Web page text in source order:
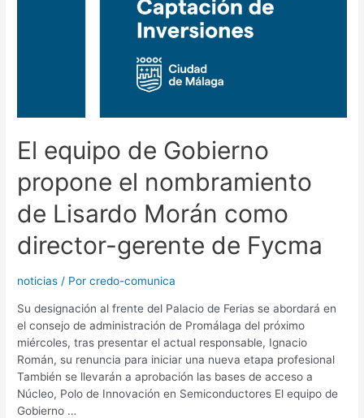
El equipo de Gobierno
propone el nombramiento
de Lisardo Morán como
director-gerente de Fycma
noticias / Porcredo-comunica
Su designación al frente del Palacio de Ferias se abordará en
el consejo de administración de Promálaga del próximo
miércoles, tras presentar el actual responsable, Ignacio
Román, su renuncia para iniciar una nueva etapa profesional
También se llevarán a aprobación las bases de acceso a
Núcleo, Polo de Innovación en Semiconductores El equipo de
Gobierno …